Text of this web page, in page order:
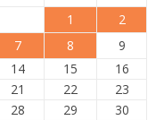
1
2
7 8
9
14 15
16
21 22
23
28 29
30